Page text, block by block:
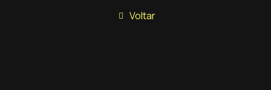
Voltar